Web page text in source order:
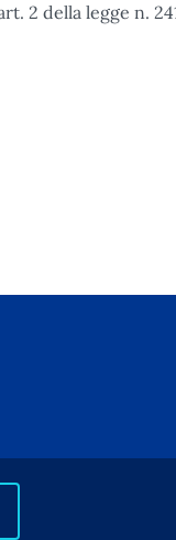
2 della legge n.